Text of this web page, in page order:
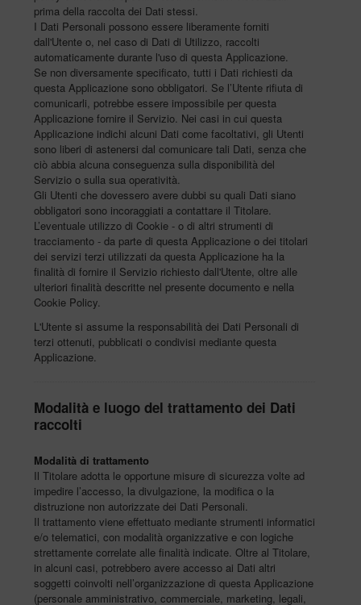
prima della raccolta dei Dati stessi.
I Dati Personali possono essere liberamente forniti
dall'Utente o, nel caso di Dati di Utilizzo, raccolti
automaticamente durante l'uso di questa Applicazione.
Se non diversamente specificato, tutti i Dati richiesti da
questa Applicazione sono obbligatori. Se l’Utente rifiuta di
comunicarli, potrebbe essere impossibile per questa
Applicazione fornire il Servizio. Nei casi in cui questa
Applicazione indichi alcuni Dati come facoltativi, gli Utenti
sono liberi di astenersi dal comunicare tali Dati, senza che
ciò abbia alcuna conseguenza sulla disponibilità del
Servizio o sulla sua operatività.
Gli Utenti che dovessero avere dubbi su quali Dati siano
obbligatori sono incoraggiati a contattare il Titolare.
L’eventuale utilizzo di Cookie - o di altri strumenti di
tracciamento - da parte di questa Applicazione o dei titolari
dei servizi terzi utilizzati da questa Applicazione ha la
finalità di fornire il Servizio richiesto dall'Utente, oltre alle
ulteriori finalità descritte nel presente documento e nella
Cookie Policy.
L'Utente si assume la responsabilità dei Dati Personali di
terzi ottenuti, pubblicati o condivisi mediante questa
Applicazione.
Modalità e luogo del trattamento dei Dati
raccolti
Modalità di trattamento
Il Titolare adotta le opportune misure di sicurezza volte ad
impedire l’accesso, la divulgazione, la modifica o la
distruzione non autorizzate dei Dati Personali.
Il trattamento viene effettuato mediante strumenti informatici
e/o telematici, con modalità organizzative e con logiche
strettamente correlate alle finalità indicate. Oltre al Titolare,
in alcuni casi, potrebbero avere accesso ai Dati altri
soggetti coinvolti nell’organizzazione di questa Applicazione
(personale amministrativo, commerciale, marketing, legali,